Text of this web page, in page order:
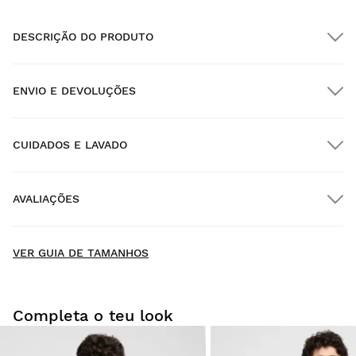
DESCRIÇÃO DO PRODUTO
ENVIO E DEVOLUÇÕES
Entrega no domicílio a partir de $300.00
CUIDADOS E LAVADO
AVALIAÇÕES
Baseado em 78 avaliações
Procurar:
VER GUIA DE TAMANHOS
Completa o teu look